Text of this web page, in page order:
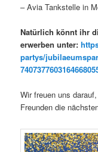
– Avia Tankstelle in
Natürlich könnt ihr
erwerben unter:
partys/
Wir freuen uns
Freunden die